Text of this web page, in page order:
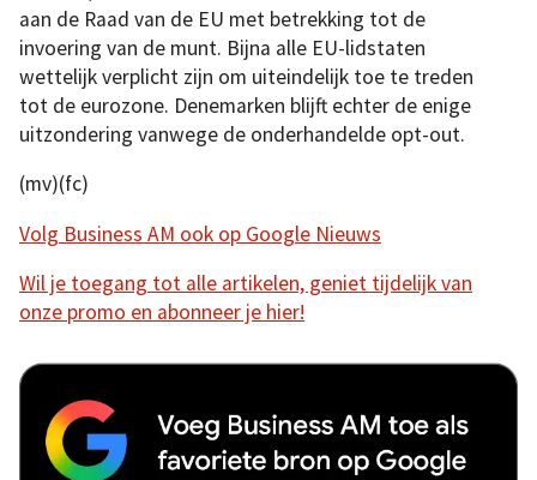
aan de Raad van de EU met betrekking tot de
invoering van de munt. Bijna alle EU-lidstaten
wettelijk verplicht zijn om uiteindelijk toe te treden
tot de eurozone. Denemarken blijft echter de enige
uitzondering vanwege de onderhandelde opt-out.
(mv)(fc)
Volg Business AM ook op Google Nieuws
Wil je toegang tot alle artikelen, geniet tijdelijk van
onze promo en abonneer je hier!